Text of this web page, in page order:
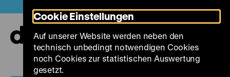
zum
Seiteninhalt
springen
Cookie Einstellungen
Auf unserer Website werden neben den
technisch unbedingt notwendigen Cookies
noch Cookies zur statistischen Auswertung
gesetzt.